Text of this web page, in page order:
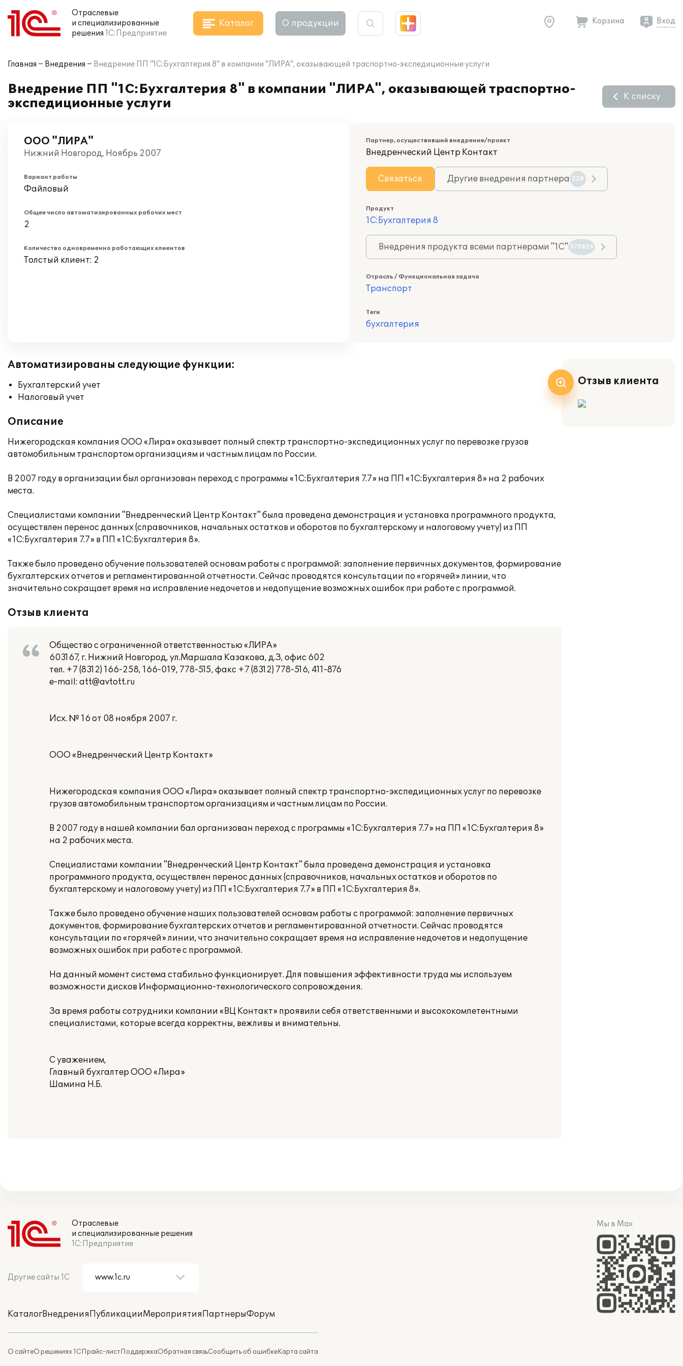
Отраслевые
и специализированные
решения 1С:Предприятие
Каталог О продукции Корзина Вход
Главная Внедрения Внедрение ПП "1С:Бухгалтерия 8" в компании "ЛИРА", оказывающей траспортно-экспедиционные услуги
Внедрение ПП "1С:Бухгалтерия 8" в компании "ЛИРА", оказывающей траспортно-
экспедиционные услуги
К списку
ООО "ЛИРА"
Нижний Новгород, Ноябрь 2007
Вариант работы
Файловый
Общее число автоматизированных рабочих мест
2
Количество одновременно работающих клиентов
Толстый клиент: 2
Партнер, осуществивший внедрение/проект
Внедренческий Центр Контакт
Связаться Другие внедрения партнера 228
Продукт
1С:Бухгалтерия 8
Внедрения продукта всеми партнерами "1С" 575825
Отрасль / Функциональная задача
Транспорт
Теги
бухгалтерия
Автоматизированы следующие функции:
Бухгалтерский учет
Налоговый учет
Описание
Нижегородская компания ООО «Лира» оказывает полный спектр транспортно-экспедиционных услуг по перевозке грузов
автомобильным транспортом организациям и частным лицам по России.
В 2007 году в организации был организован переход с программы «1С:Бухгалтерия 7.7» на ПП «1С:Бухгалтерия 8» на 2 рабочих
места.
Специалистами компании "Внедренческий Центр Контакт" была проведена демонстрация и установка программного продукта,
осуществлен перенос данных (справочников, начальных остатков и оборотов по бухгалтерскому и налоговому учету) из ПП
«1С:Бухгалтерия 7.7» в ПП «1С:Бухгалтерия 8».
Также было проведено обучение пользователей основам работы с программой: заполнение первичных документов, формирование
бухгалтерских отчетов и регламентированной отчетности. Сейчас проводятся консультации по «горячей» линии, что
значительно сокращает время на исправление недочетов и недопущение возможных ошибок при работе с программой.
Отзыв клиента
Общество с ограниченной ответственностью «ЛИРА»
603167, г. Нижний Новгород, ул.Маршала Казакова, д.З, офис 602
тел. +7 (8312) 166-258, 166-019, 778-515, факс +7 (8312) 778-516, 411-876
e-mail: att@avtott.ru
Исх. № 16 от 08 ноября 2007 г.
ООО «Внедренческий Центр Контакт»
Нижегородская компания ООО «Лира» оказывает полный спектр транспортно-экспедиционных услуг по перевозке
грузов автомобильным транспортом организациям и частным лицам по России.
В 2007 году в нашей компании бал организован переход с программы «1С:Бухгалтерия 7.7» на ПП «1С:Бухгалтерия 8»
на 2 рабочих места.
Специалистами компании "Внедренческий Центр Контакт" была проведена демонстрация и установка
программного продукта, осуществлен перенос данных (справочников, начальных остатков и оборотов по
бухгалтерскому и налоговому учету) из ПП «1С:Бухгалтерия 7.7» в ПП «1С:Бухгалтерия 8».
Также было проведено обучение наших пользователей основам работы с программой: заполнение первичных
документов, формирование бухгалтерских отчетов и регламентированной отчетности. Сейчас проводятся
консультации по «горячей» линии, что значительно сокращает время на исправление недочетов и недопущение
возможных ошибок при работе с программой.
На данный момент система стабильно функционирует. Для повышения эффективности труда мы используем
возможности дисков Информационно-технологического сопровождения.
За время работы сотрудники компании «ВЦ Контакт» проявили себя ответственными и высококомпетентными
специалистами, которые всегда корректны, вежливы и внимательны.
С уважением,
Главный бухгалтер ООО «Лира»
Шамина Н.Б.
Отзыв клиента
Отраслевые
и специализированные решения
1С:Предприятие
Другие сайты 1С
КаталогВнедренияПубликацииМероприятияПартнерыФорум
О сайтеО решениях 1СПрайс-листПоддержкаОбратная связьСообщить об ошибкеКарта сайта
Мы в Max